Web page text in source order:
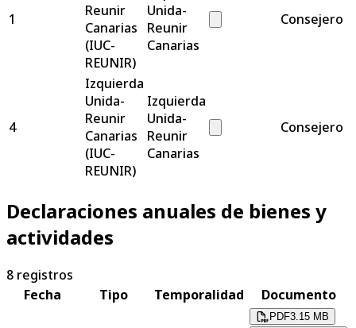
1
Reunir
Canarias
(IUC-
REUNIR)
Unida-
Reunir
Canarias
Consejero
4
Izquierda
Unida-
Reunir
Canarias
(IUC-
REUNIR)
Izquierda
Unida-
Reunir
Canarias
Consejero
Declaraciones anuales de bienes y
actividades
8 registros
Fecha
Tipo Temporalidad Documento
PDF3.15 MB